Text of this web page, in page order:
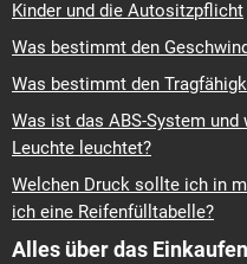
Kinder und die Autositzpflicht
Was bestimmt den
Was bestimmt den
Was ist das ABS-System
Leuchte leuchtet?
Welchen Druck sollte ich in
ich eine Reifenfülltabelle?
Alles über das Einkaufen